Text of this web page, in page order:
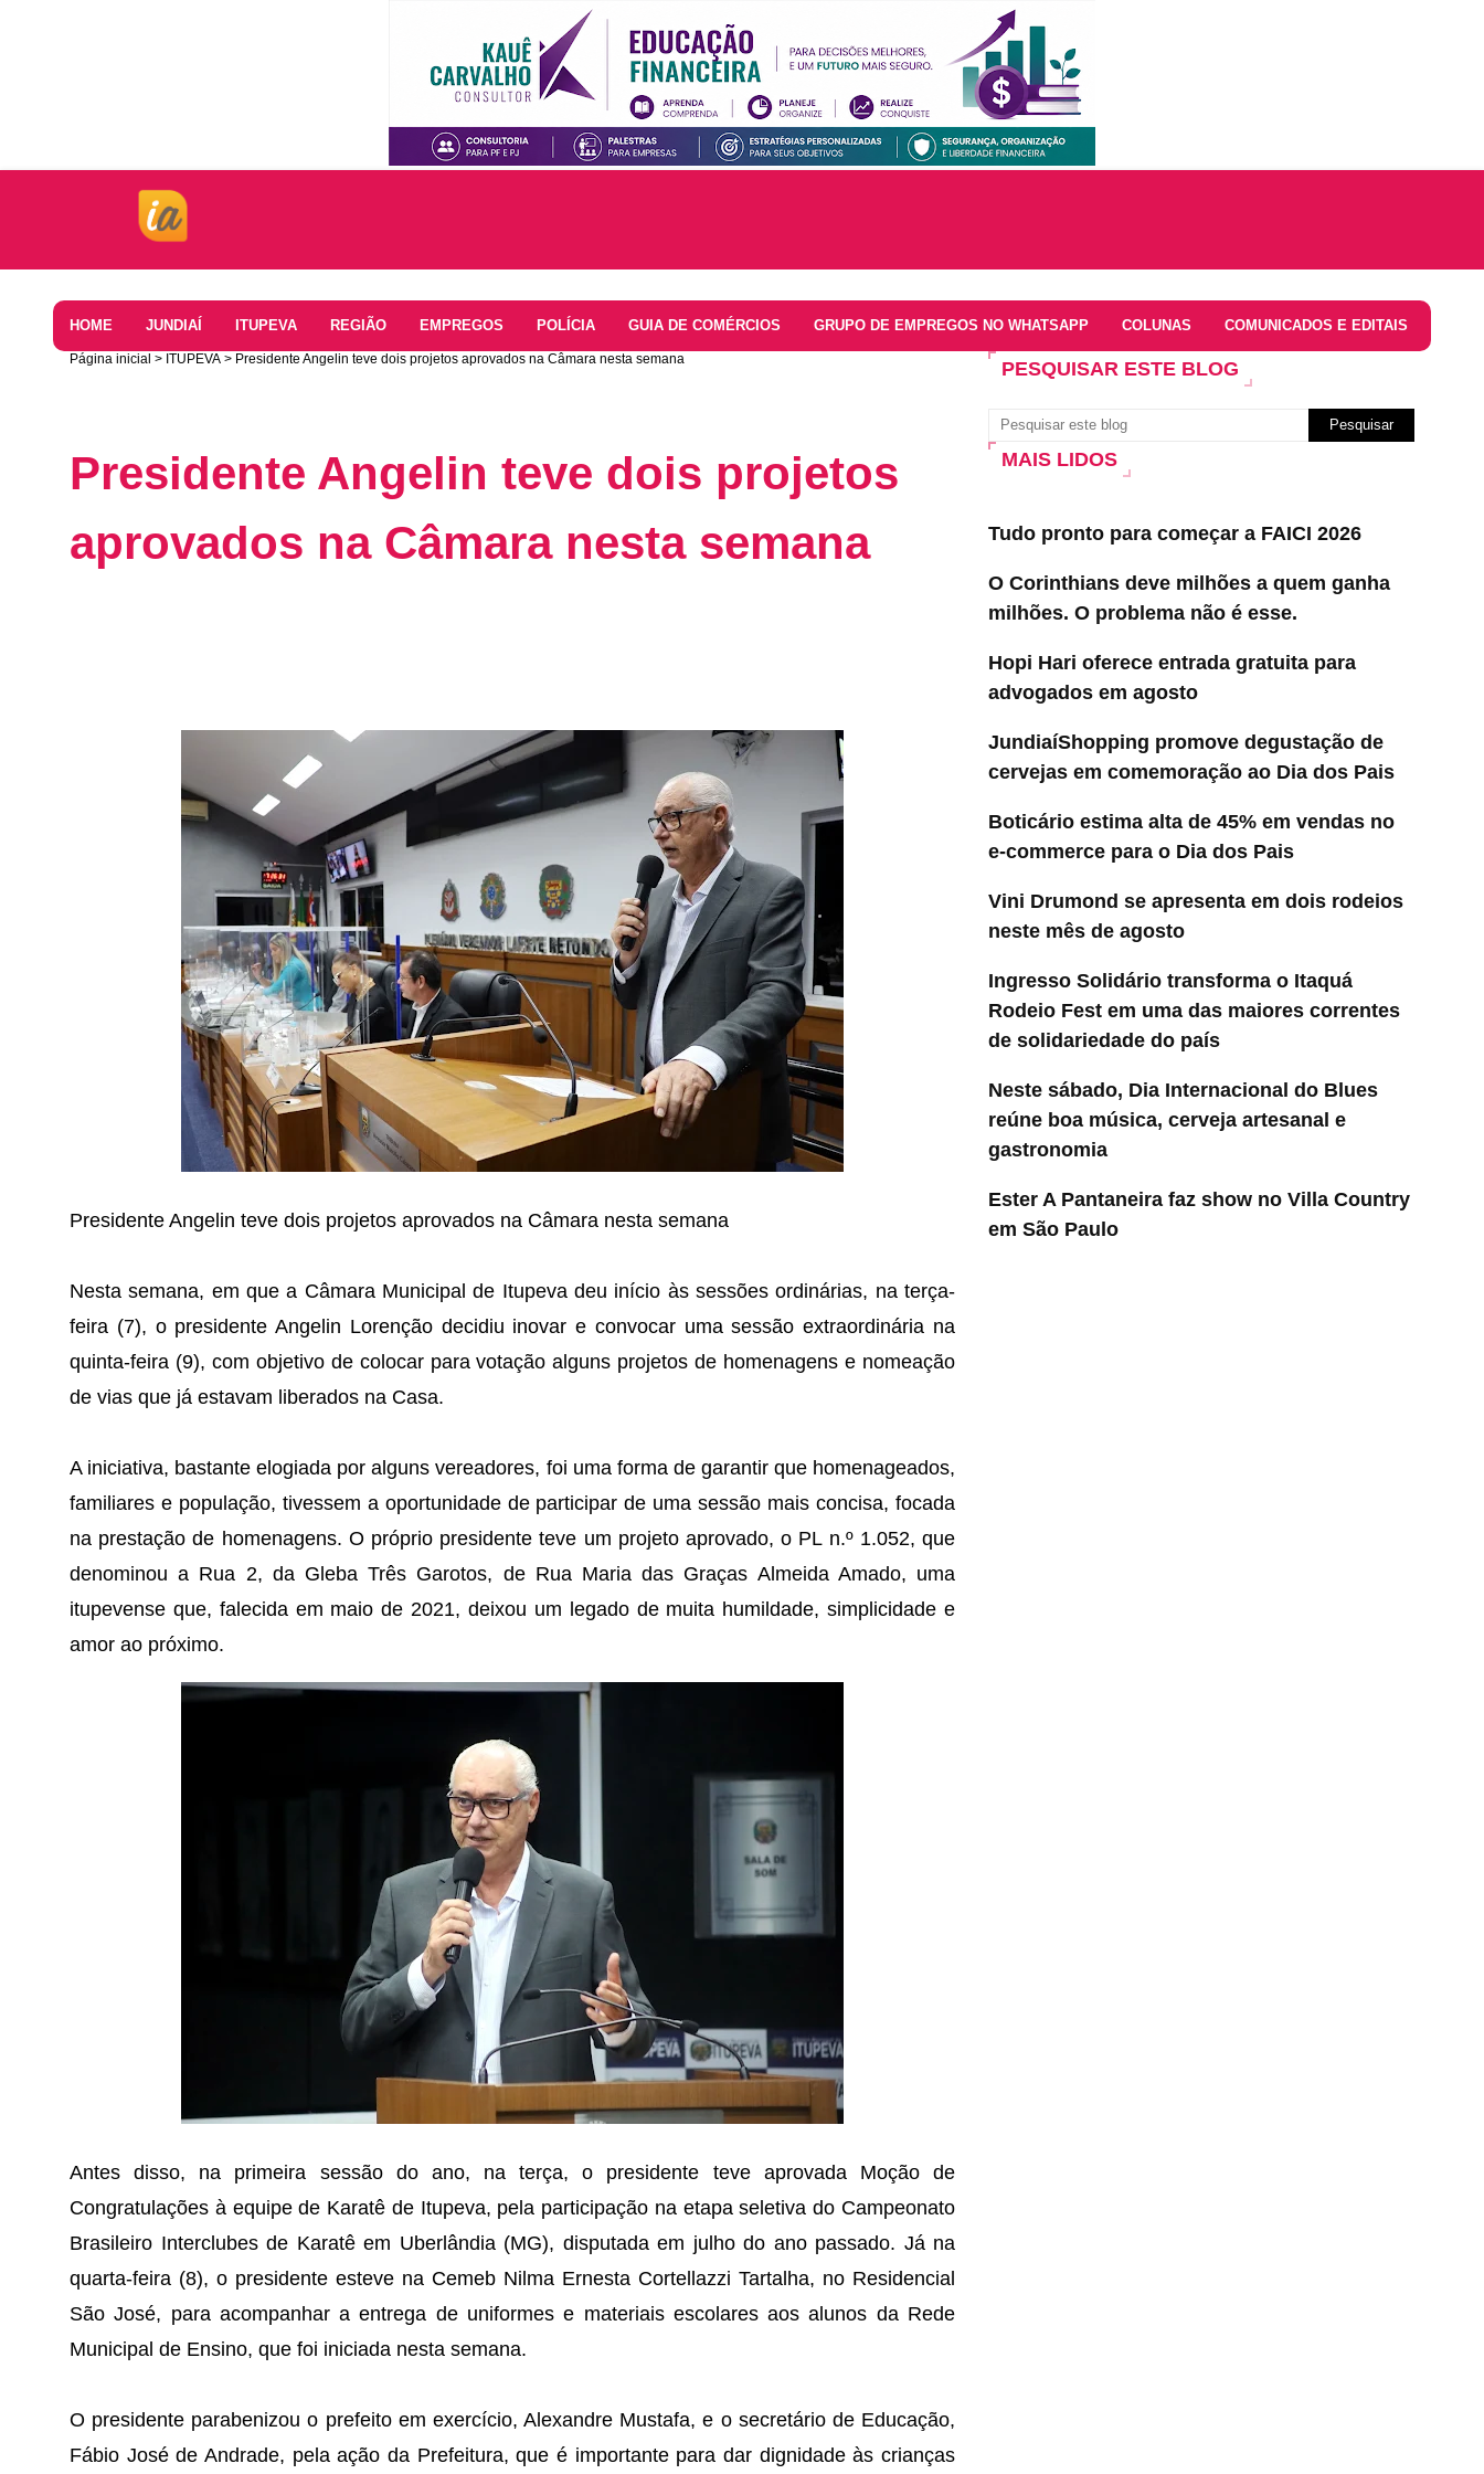
HOME JUNDIAÍ ITUPEVA REGIÃO EMPREGOS POLÍCIA GUIA DE COMÉRCIOS GRUPO DE EMPREGOS NO WHATSAPP COLUNAS COMUNICADOS E EDITAIS
Página inicial ITUPEVA Presidente Angelin teve dois projetos aprovados na Câmara nesta semana
Presidente Angelin teve dois projetos
aprovados na Câmara nesta semana
Presidente Angelin teve dois projetos aprovados na Câmara nesta semana
Nesta semana, em que a Câmara Municipal de Itupeva deu início às sessões ordinárias, na terça-
feira (7), o presidente Angelin Lorenção decidiu inovar e convocar uma sessão extraordinária na
quinta-feira (9), com objetivo de colocar para votação alguns projetos de homenagens e nomeação
de vias que já estavam liberados na Casa.
A iniciativa, bastante elogiada por alguns vereadores, foi uma forma de garantir que homenageados,
familiares e população, tivessem a oportunidade de participar de uma sessão mais concisa, focada
na prestação de homenagens. O próprio presidente teve um projeto aprovado, o PL n.º 1.052, que
denominou a Rua 2, da Gleba Três Garotos, de Rua Maria das Graças Almeida Amado, uma
itupevense que, falecida em maio de 2021, deixou um legado de muita humildade, simplicidade e
amor ao próximo.
Antes disso, na primeira sessão do ano, na terça, o presidente teve aprovada Moção de
Congratulações à equipe de Karatê de Itupeva, pela participação na etapa seletiva do Campeonato
Brasileiro Interclubes de Karatê em Uberlândia (MG), disputada em julho do ano passado. Já na
quarta-feira (8), o presidente esteve na Cemeb Nilma Ernesta Cortellazzi Tartalha, no Residencial
São José, para acompanhar a entrega de uniformes e materiais escolares aos alunos da Rede
Municipal de Ensino, que foi iniciada nesta semana.
O presidente parabenizou o prefeito em exercício, Alexandre Mustafa, e o secretário de Educação,
Fábio José de Andrade, pela ação da Prefeitura, que é importante para dar dignidade às crianças
PESQUISAR ESTE BLOG
MAIS LIDOS
Tudo pronto para começar a FAICI 2026
O Corinthians deve milhões a quem ganha
milhões. O problema não é esse.
Hopi Hari oferece entrada gratuita para
advogados em agosto
JundiaíShopping promove degustação de
cervejas em comemoração ao Dia dos Pais
Boticário estima alta de 45% em vendas no
e-commerce para o Dia dos Pais
Vini Drumond se apresenta em dois rodeios
neste mês de agosto
Ingresso Solidário transforma o Itaquá
Rodeio Fest em uma das maiores correntes
de solidariedade do país
Neste sábado, Dia Internacional do Blues
reúne boa música, cerveja artesanal e
gastronomia
Ester A Pantaneira faz show no Villa Country
em São Paulo